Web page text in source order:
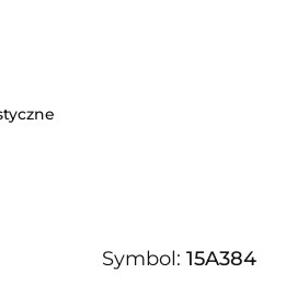
Symbol: 15A384